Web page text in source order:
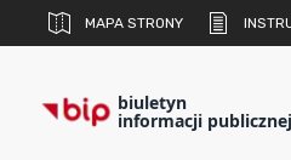
MAPA STRONY
biuletyn
informacji publicznej